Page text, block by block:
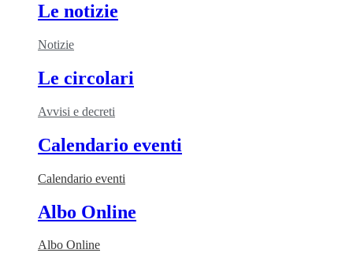
Le notizie
Notizie
Le circolari
Avvisi e decreti
Calendario eventi
Calendario eventi
Albo Online
Albo Online